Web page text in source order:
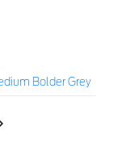
Bolder Grey